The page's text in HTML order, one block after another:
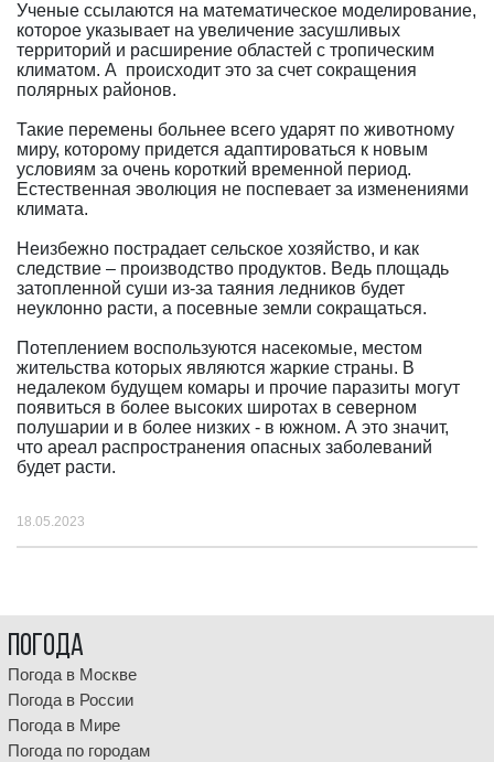
Ученые ссылаются на математическое моделирование,
которое указывает на увеличение засушливых
территорий и расширение областей с тропическим
климатом. А происходит это за счет сокращения
полярных районов.
Такие перемены больнее всего ударят по животному
миру, которому придется адаптироваться к новым
условиям за очень короткий временной период.
Естественная эволюция не поспевает за изменениями
климата.
Неизбежно пострадает сельское хозяйство, и как
следствие – производство продуктов. Ведь площадь
затопленной суши из-за таяния ледников будет
неуклонно расти, а посевные земли сокращаться.
Потеплением воспользуются насекомые, местом
жительства которых являются жаркие страны. В
недалеком будущем комары и прочие паразиты могут
появиться в более высоких широтах в северном
полушарии и в более низких - в южном. А это значит,
что ареал распространения опасных заболеваний
будет расти.
18.05.2023
Погода
Погода в Москве
Погода в России
Погода в Мире
Погода по городам